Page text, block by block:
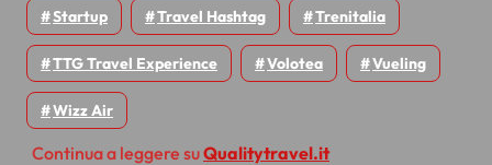
Startup Travel Hashtag Trenitalia
TTG Travel Experience Volotea Vueling
Wizz Air
Continua a leggere suQualitytravel.it